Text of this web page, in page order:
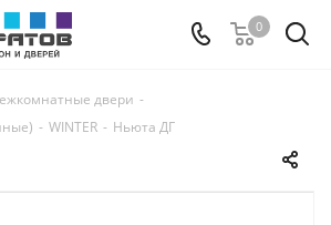
0
двери -
- WINTER - Ньюта ДГ